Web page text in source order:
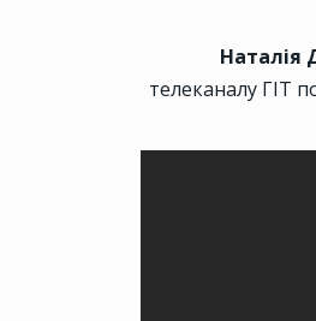
Наталія
телеканалу ГІТ